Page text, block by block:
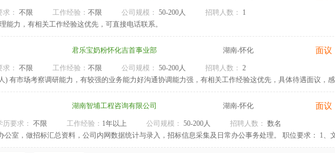
： 不限 工作经验： 不限 公司规模： 50-200人 招聘人数：
1
能力，有相关工作经验这优先，可直接电话联系。
君乐宝奶粉怀化吉首事业部 湖南-怀化 面议
： 不限 工作经验： 不限 公司规模： 50-200人 招聘人数： 2
) 有市场考察调研能力，有较强的业务能力好沟通协调能力强，有相关工作经验这优先，具体待遇面议，
湖南智埔工程咨询有限公司 湖南-怀化 面议
历要求： 不限 工作经验： 1年以上 公司规模： 50-200人 招聘人数： 数名
公室，做招标汇总资料，公司内网数据统计与录入，招标信息采集及日常办公事务处理。 职位要求： 1、
2、工作态度认真负责，工作效率高； 3、记忆力好，能吃苦耐劳，肯学习； 4、五官端正，形象气质佳；